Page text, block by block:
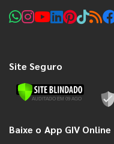
Site Seguro
Baixe o App GIV Online